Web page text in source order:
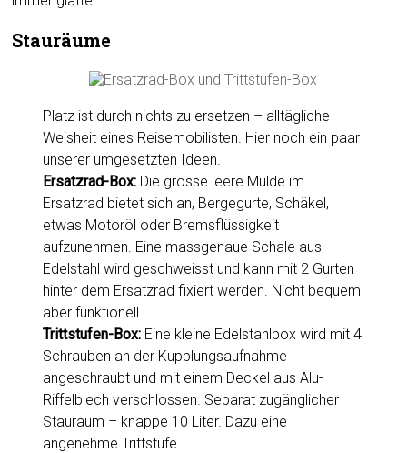
Stauräume
Platz ist durch nichts zu ersetzen – alltägliche
Weisheit eines Reisemobilisten. Hier noch ein paar
unserer umgesetzten Ideen.
Ersatzrad-Box: Die grosse leere Mulde im
Ersatzrad bietet sich an, Bergegurte, Schäkel,
etwas Motoröl oder Bremsflüssigkeit
aufzunehmen. Eine massgenaue Schale aus
Edelstahl wird geschweisst und kann mit 2 Gurten
hinter dem Ersatzrad fixiert werden. Nicht bequem
aber funktionell.
Trittstufen-Box: Eine kleine Edelstahlbox wird mit 4
Schrauben an der Kupplungsaufnahme
angeschraubt und mit einem Deckel aus Alu-
Riffelblech verschlossen. Separat zugänglicher
Stauraum – knappe 10 Liter. Dazu eine
angenehme Trittstufe.